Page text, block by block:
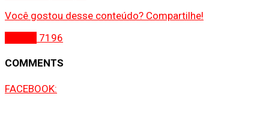
Você gostou desse conteúdo? Compartilhe!
7196
COMMENTS
FACEBOOK: